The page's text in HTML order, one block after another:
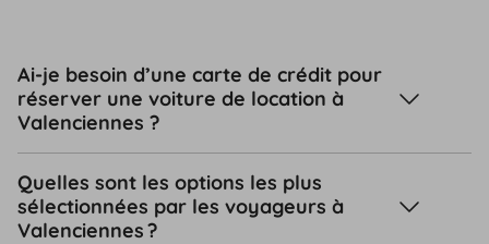
Ai-je besoin d’une carte de crédit pour
réserver une voiture de location à
Valenciennes ?
Quelles sont les options les plus
sélectionnées par les voyageurs à
Valenciennes ?